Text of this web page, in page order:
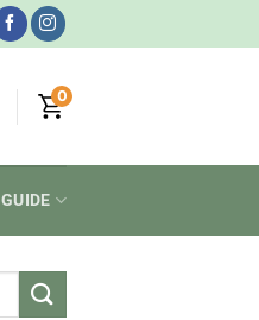
0
GUIDE